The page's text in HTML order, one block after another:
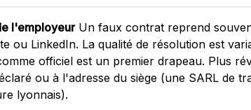
l'employeurUn faux contrat reprend
ou LinkedIn. La qualité de résolution est
officiel est un premier drapeau. Plus
ou à l'adresse du siège (une SARL de
lyonnais).